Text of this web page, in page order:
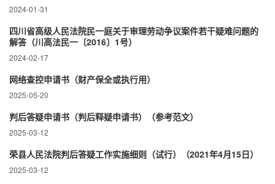
2024-01-31
四川省高级人民法院民一庭关于审理劳动争议案件若干疑难问题的
解答（川高法民一〔2016〕1号）
2024-02-17
网络查控申请书（财产保全或执行用）
2025-05-20
判后答疑申请书（判后释疑申请书）（参考范文）
2025-03-12
荣县人民法院判后答疑工作实施细则（试行）（2021年4月15日）
2025-03-12